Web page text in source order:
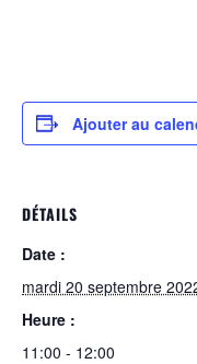
Ajouter au
DÉTAILS
Date :
mardi 20 septembre
Heure :
11:00 - 12:00